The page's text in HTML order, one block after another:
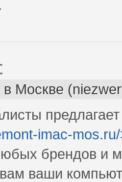
Москве
imac-
брендов и
ваши